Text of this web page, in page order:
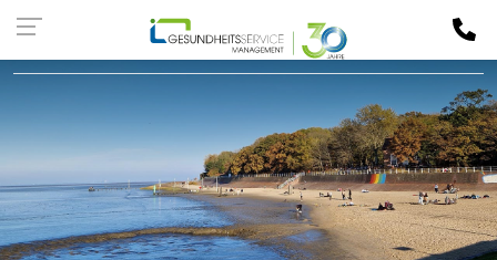
Kassen-